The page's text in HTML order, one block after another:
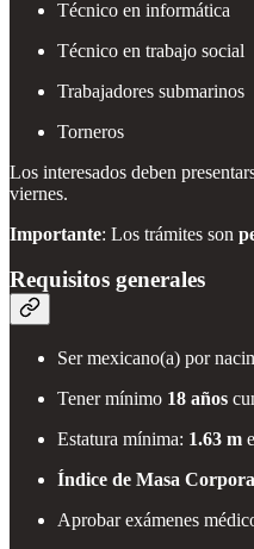
Técnico en informática
Técnico en trabajo social
Trabajadores submarinos
Torneros
Los interesados deben
viernes.
Importante: Los trámites son
Requisitos generales
Ser mexicano(a) por
Tener mínimo 18 años
Estatura mínima: 1.63 m
Índice de Masa
Aprobar exámenes